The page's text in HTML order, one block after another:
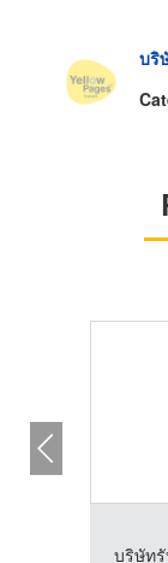
บริ
บริษัท